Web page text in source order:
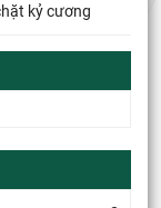
kỷ cương
bằng phân phối
nền kinh tế thị
nghĩa xã hội –
ở Việt Nam